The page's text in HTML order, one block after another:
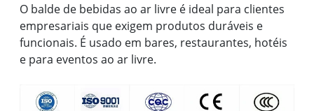
O balde de bebidas ao ar livre é ideal para clientes
empresariais que exigem produtos duráveis e
funcionais. É usado em bares, restaurantes, hotéis
e para eventos ao ar livre.